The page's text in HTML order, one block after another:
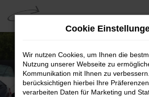
Zum
Hauptinhalt
springen
Cookie
Wir nutzen Cookies, um Ihnen die
Nutzung unserer Webseite zu
Kommunikation mit Ihnen zu
berücksichtigen hierbei Ihre
verarbeiten Daten für Marketing und